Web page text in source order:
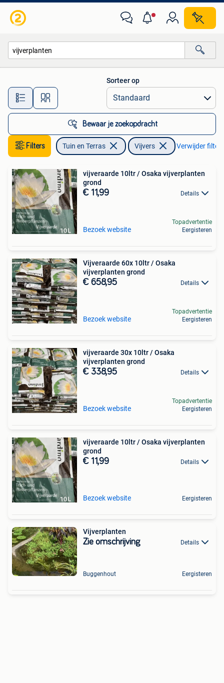
Alle afstanden…
Sorteer op
Bewaar je zoekopdracht
Filters Tuin en Terras Vijvers Verwijder filters
vijveraarde 10ltr / Osaka vijverplanten
grond
€ 11,99 Details
Bezoek website
Topadvertentie
Eergisteren
Vijveraarde 60x 10ltr / Osaka
vijverplanten grond
€ 658,95 Details
Bezoek website
Topadvertentie
Eergisteren
vijveraarde 30x 10ltr / Osaka
vijverplanten grond
€ 338,95 Details
Bezoek website
Topadvertentie
Eergisteren
vijveraarde 10ltr / Osaka vijverplanten
grond
€ 11,99 Details
Bezoek website Eergisteren
Vijverplanten
Zie omschrijving Details
Buggenhout Eergisteren